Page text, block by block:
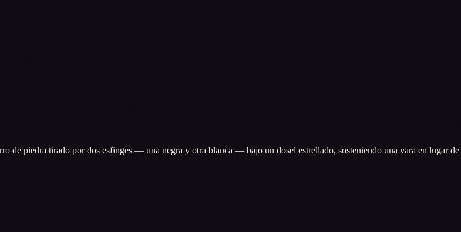
de piedra tirado por dos esfinges — una negra y otra blanca — bajo un dosel estrellado, sosteniendo una vara en lugar de